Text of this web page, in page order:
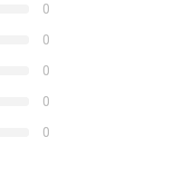
0
0
0
0
0